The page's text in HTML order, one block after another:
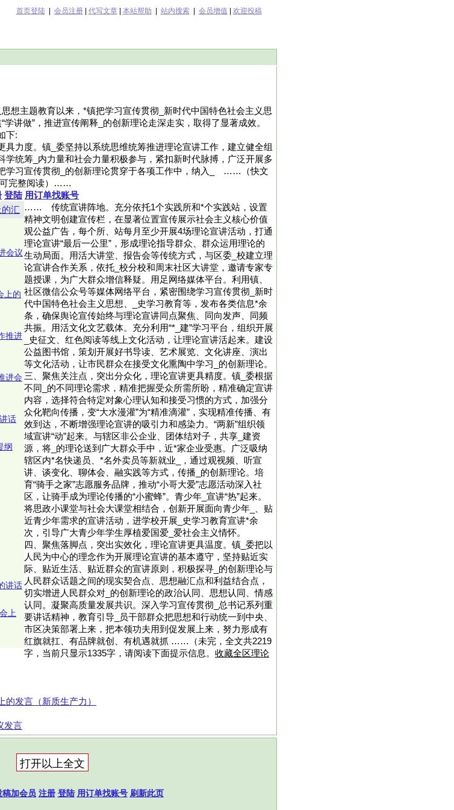
首页登陆| 会员注册| 代写文章| 本站帮助 站内搜索| 会员增值 欢迎投稿
想主题教育以来，*镇把学习宣传贯彻_新时代中国特色社会主义思
讲做”，推进宣传阐释_的创新理论走深走实，取得了显著成效。
下:
力度。镇_委坚持以系统思维统筹推进理论宣讲工作，建立健全组
统筹_内力量和社会力量积极参与，紧扣新时代脉搏，广泛开展多
学习宣传贯彻_的创新理论贯穿于各项工作中，纳入_ ……（快文
可完整阅读）……
登陆 用订单找账号
……
汇
会议
上的
推进
进会
话
纲
讲话
上
传统宣讲阵地。充分依托1个实践所和*个实践站，设置
精神文明创建宣传栏，在显著位置宣传展示社会主义核心价值
观公益广告，每个所、站每月至少开展4场理论宣讲活动，打通
理论宣讲“最后一公里”，形成理论指导群众、群众运用理论的
生动局面。用活大讲堂、报告会等传统方式，与区委_校建立理
论宣讲合作关系，依托_校分校和周末社区大讲堂，邀请专家专
题授课，为广大群众增信释疑。用足网络媒体平台。利用镇、
社区微信公众号等媒体网络平台，紧密围绕学习宣传贯彻_新时
代中国特色社会主义思想、_史学习教育等，发布各类信息*余
条，确保舆论宣传始终与理论宣讲同点聚焦、同向发声、同频
共振。用活文化文艺载体。充分利用“*_建”学习平台，组织开展
_史征文、红色阅读等线上文化活动，让理论宣讲活起来。建设
公益图书馆，策划开展好书导读、艺术展览、文化讲座、演出
等文化活动，让市民群众在接受文化熏陶中学习_的创新理论。
三、聚焦关注点，突出分众化，理论宣讲更具精度。镇_委根据
不同_的不同理论需求，精准把握受众所需所盼，精准确定宣讲
内容，选择符合特定对象心理认知和接受习惯的方式，加强分
众化靶向传播，变“大水漫灌”为“精准滴灌”，实现精准传播、有
效到达，不断增强理论宣讲的吸引力和感染力。“两新”组织领
域宣讲“动”起来。与辖区非公企业、团体结对子，共享_建资
源，将_的理论送到广大群众手中，近*家企业受惠。广泛吸纳
辖区内*名快递员、*名外卖员等新就业_，通过观视频、听宣
讲、谈变化、聊体会、融实践等方式，传播_的创新理论。培
育“骑手之家”志愿服务品牌，推动“小哥大爱”志愿活动深入社
区，让骑手成为理论传播的“小蜜蜂”。青少年_宣讲“热”起来。
将思政小课堂与社会大课堂相结合，创新开展面向青少年_、贴
近青少年需求的宣讲活动，进学校开展_史学习教育宣讲*余
次，引导广大青少年学生厚植爱国爱_爱社会主义情怀。
四、聚焦落脚点，突出实效化，理论宣讲更具温度。镇_委把以
人民为中心的理念作为开展理论宣讲的基本遵守，坚持贴近实
际、贴近生活、贴近群众的宣讲原则，积极探寻_的创新理论与
人民群众话题之间的现实契合点、思想融汇点和利益结合点，
切实增进人民群众对_的创新理论的政治认同、思想认同、情感
认同。凝聚高质量发展共识。深入学习宣传贯彻_总书记系列重
要讲话精神，教育引导_员干部群众把思想和行动统一到中央、
市区决策部署上来，把本领功夫用到促发展上来，努力形成有
红旗就扛、有品牌就创、有机遇就抓 ……（未完，全文共2219
字，当前只显示1335字，请阅读下面提示信息。 收藏全区理论
发言（新质生产力）
发言
稿加会员 注册 登陆 用订单找账号 刷新此页